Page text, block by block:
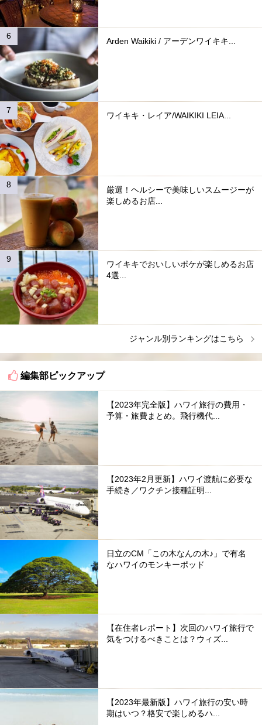
Arden Waikiki / アーデンワイキキ...
ワイキキ・レイア/WAIKIKI LEIA...
厳選！ヘルシーで美味しいスムージーが
楽しめるお店...
ワイキキでおいしいポケが楽しめるお店
4選...
ジャンル別ランキングはこちら
編集部ピックアップ
【2023年完全版】ハワイ旅行の費用・
予算・旅費まとめ。飛行機代...
【2023年2月更新】ハワイ渡航に必要な
手続き／ワクチン接種証明...
日立のCM「この木なんの木♪」で有名
なハワイのモンキーポッド
【在住者レポート】次回のハワイ旅行で
気をつけるべきことは？ウィズ...
【2023年最新版】ハワイ旅行の安い時
期はいつ？格安で楽しめるハ...